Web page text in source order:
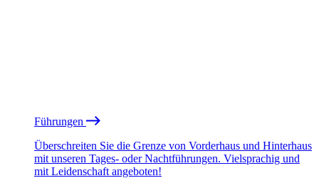
Führungen
Überschreiten Sie die Grenze von Vorderhaus und Hinterhaus
mit unseren Tages- oder Nachtführungen. Vielsprachig und
mit Leidenschaft angeboten!